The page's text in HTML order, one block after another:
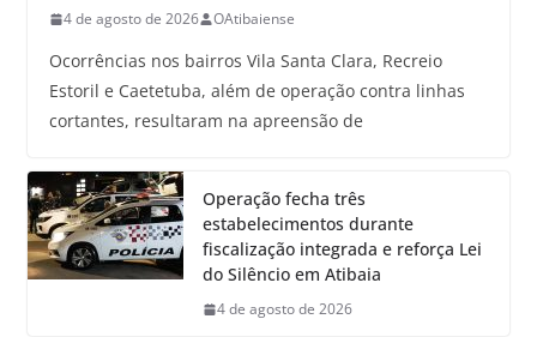
4 de agosto de 2026 OAtibaiense
Ocorrências nos bairros Vila Santa Clara, Recreio
Estoril e Caetetuba, além de operação contra linhas
cortantes, resultaram na apreensão de
Operação fecha três
estabelecimentos durante
fiscalização integrada e reforça Lei
do Silêncio em Atibaia
4 de agosto de 2026